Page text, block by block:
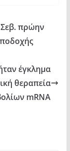
Σεβ. πρώην
έγκλημα
θεραπεία
mRNA